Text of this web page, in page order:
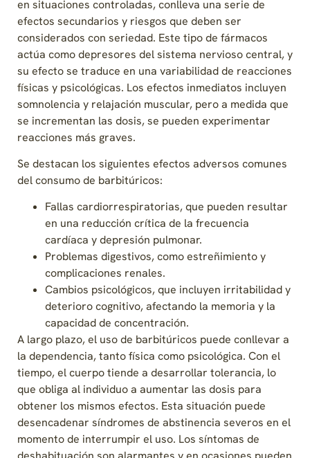
en situaciones controladas, conlleva una serie de
efectos secundarios y riesgos que deben ser
considerados con seriedad. Este tipo de fármacos
actúa como depresores del sistema nervioso central, y
su efecto se traduce en una variabilidad de reacciones
físicas y psicológicas. Los efectos inmediatos incluyen
somnolencia y relajación muscular, pero a medida que
se incrementan las dosis, se pueden experimentar
reacciones más graves.
Se destacan los siguientes efectos adversos comunes
del consumo de barbitúricos:
Fallas cardiorrespiratorias, que pueden resultar
en una reducción crítica de la frecuencia
cardíaca y depresión pulmonar.
Problemas digestivos, como estreñimiento y
complicaciones renales.
Cambios psicológicos, que incluyen irritabilidad y
deterioro cognitivo, afectando la memoria y la
capacidad de concentración.
A largo plazo, el uso de barbitúricos puede conllevar a
la dependencia, tanto física como psicológica. Con el
tiempo, el cuerpo tiende a desarrollar tolerancia, lo
que obliga al individuo a aumentar las dosis para
obtener los mismos efectos. Esta situación puede
desencadenar síndromes de abstinencia severos en el
momento de interrumpir el uso. Los síntomas de